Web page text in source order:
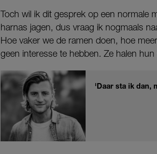
Toch wil ik dit gesprek op een normale
harnas jagen, dus vraag ik nogmaals
Hoe vaker we de ramen doen, hoe
geen interesse te hebben. Ze halen
'Daar sta ik dan,